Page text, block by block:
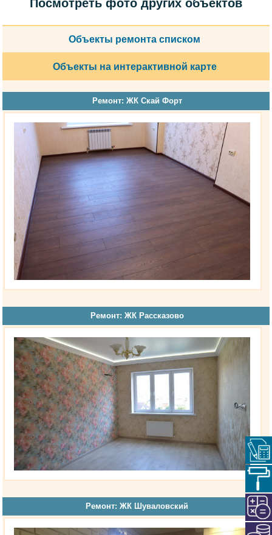
Посмотреть фото других объектов
Объекты ремонта списком
Объекты на интерактивной карте
Ремонт: ЖК Скай Форт
Ремонт: ЖК Рассказово
Ремонт: ЖК Шуваловский